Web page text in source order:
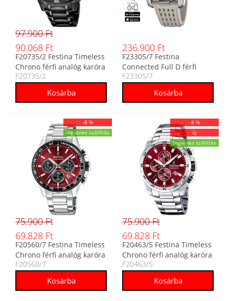
97.900 Ft
90.068 Ft
F20735/2 Festina Timeless
Chrono férfi analóg karóra
F20735/2
236.900 Ft
F23305/7 Festina
Connected Full D férfi
analóg-digitális okosóra
F23305/7
-8 %
ingyenes szállítás
75.900 Ft
69.828 Ft
F20560/7 Festina Timeless
Chrono férfi analóg karóra
F20560/7
-8 %
új
ingyenes szállítás
75.900 Ft
69.828 Ft
F20463/5 Festina Timeless
Chrono férfi analóg karóra
F20463/5